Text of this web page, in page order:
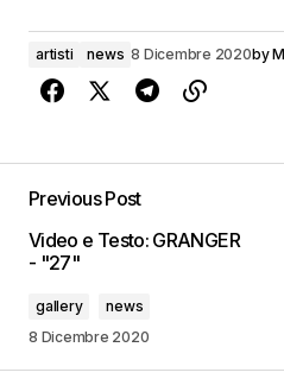
artisti news 8 Dicembre 2020by
Previous Post
Video e Testo: GRANGER
- "27"
gallery
news
8 Dicembre 2020